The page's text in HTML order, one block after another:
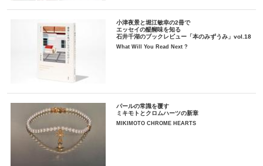
小津夜景と堀江敏幸の2冊で
エッセイの醍醐味を知る
石井千湖のブックレビュー「本のみずうみ」vol.18
What Will You Read Next ?
パールの常識を覆す
ミキモトとクロムハーツの新章
MIKIMOTO CHROME HEARTS